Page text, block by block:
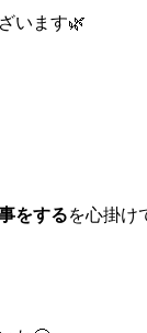
います🌿
をするを心掛け